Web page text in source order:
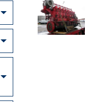
Toggle Dropdown
Toggle Dropdown
Toggle Dropdown